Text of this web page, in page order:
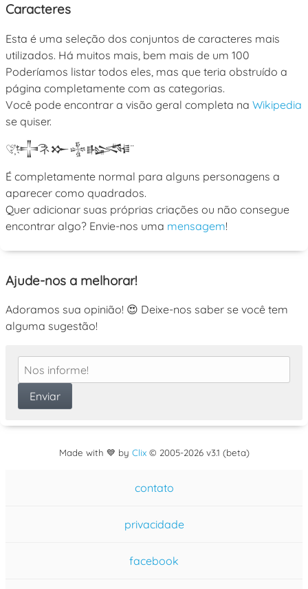
Caracteres
Esta é uma seleção dos conjuntos de caracteres mais
utilizados. Há muitos mais, bem mais de um 100
Poderíamos listar todos eles, mas que teria obstruído a
página completamente com as categorias.
Você pode encontrar a visão geral completa na Wikipedia
se quiser.
♡†𒋲ネ𒁍𒈔𒈙
É completamente normal para alguns personagens a
aparecer como quadrados.
Quer adicionar suas próprias criações ou não consegue
encontrar algo? Envie-nos uma mensagem!
Ajude-nos a melhorar!
Adoramos sua opinião! 😍 Deixe-nos saber se você tem
alguma sugestão!
Made with 💙 by Clix© 2005-2026 v3.1 (beta)
contato
privacidade
facebook